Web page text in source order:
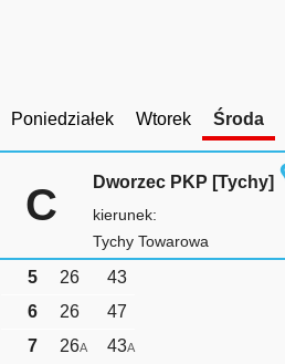
Poniedziałek Wtorek Środa
C Dworzec PKP [Tychy]
kierunek:
Tychy Towarowa
5 26
43
6
26
47
7
26A 43A